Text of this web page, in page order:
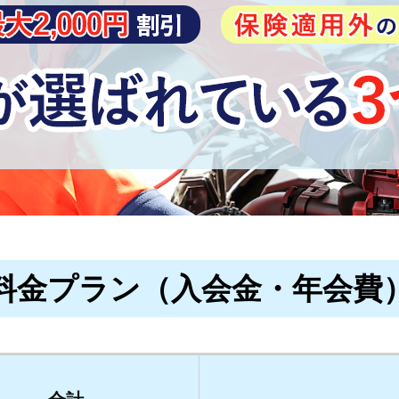
金プラン（入会金・年会費